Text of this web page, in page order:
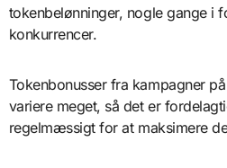
tokenbelønninger, nogle gange i
konkurrencer.
Tokenbonusser fra kampagner
variere meget, så det er
regelmæssigt for at maksimere